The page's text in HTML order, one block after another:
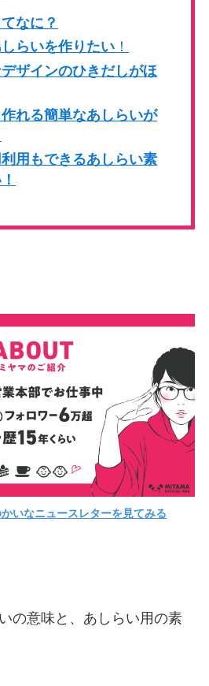
なに？
らいを作りたい ！
ザインのひきだしがほ
れる簡単なあしらいが
用もできるあしらい素
いなニュースレターを見てみる
の意味と、あしらい用の素